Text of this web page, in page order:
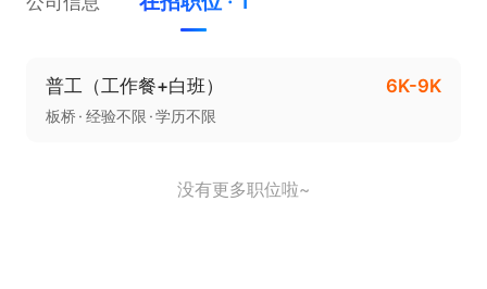
普工（工作餐+白班） 6K-9K
板桥 经验不限 学历不限
没有更多职位啦~